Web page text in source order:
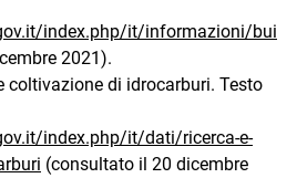
index.php/it/informazioni/bui
2021).
coltivazione di idrocarburi. Testo
index.php/it/dati/ricerca-e-
(consultato il 20 dicembre